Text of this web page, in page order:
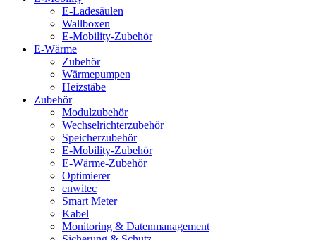
E-Ladesäulen
Wallboxen
E-Mobility-Zubehör
E-Wärme
Zubehör
Wärmepumpen
Heizstäbe
Zubehör
Modulzubehör
Wechselrichterzubehör
Speicherzubehör
E-Mobility-Zubehör
E-Wärme-Zubehör
Optimierer
enwitec
Smart Meter
Kabel
Monitoring & Datenmanagement